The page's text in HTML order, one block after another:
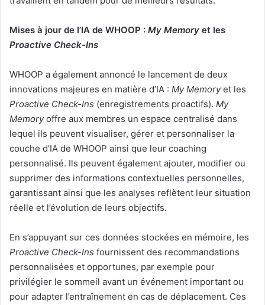
Mises à jour de l’IA de WHOOP : My Memory et les
Proactive Check-Ins
WHOOP a également annoncé le lancement de deux
innovations majeures en matière d’IA : My Memoryet les
Proactive Check-Ins (enregistrements proactifs). My
Memoryoffre aux membres un espace centralisé dans
lequel ils peuvent visualiser, gérer et personnaliser la
couche d’IA de WHOOP ainsi que leur coaching
personnalisé. Ils peuvent également ajouter, modifier ou
supprimer des informations contextuelles personnelles,
garantissant ainsi que les analyses reflètent leur situation
réelle et l’évolution de leurs objectifs.
En s’appuyant sur ces données stockées en mémoire, les
Proactive Check-Ins fournissent des recommandations
personnalisées et opportunes, par exemple pour
privilégier le sommeil avant un événement important ou
pour adapter l’entraînement en cas de déplacement. Ces